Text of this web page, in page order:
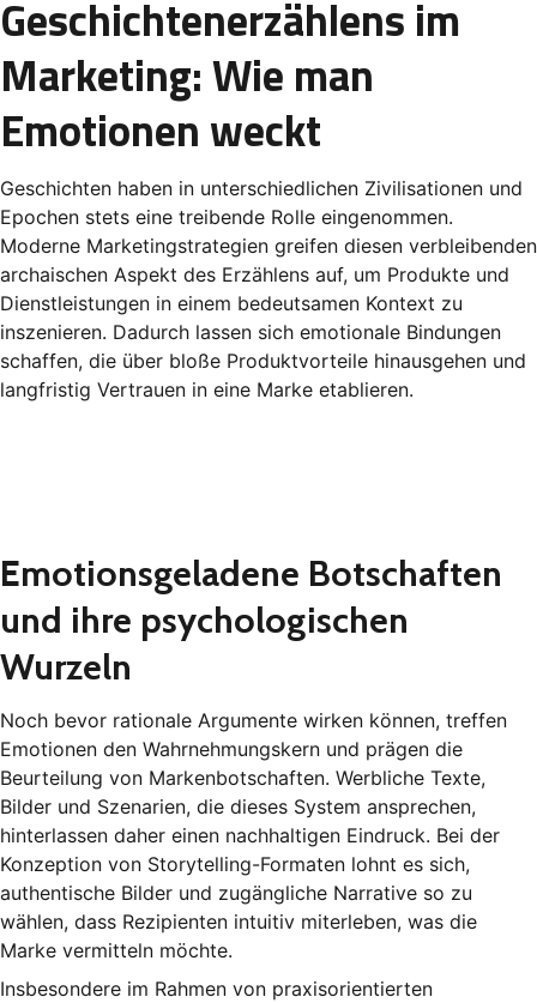
Geschichtenerzählens im
Marketing: Wie man
Emotionen weckt
Geschichten haben in unterschiedlichen Zivilisationen und
Epochen stets eine treibende Rolle eingenommen.
Moderne Marketingstrategien greifen diesen verbleibenden
archaischen Aspekt des Erzählens auf, um Produkte und
Dienstleistungen in einem bedeutsamen Kontext zu
inszenieren. Dadurch lassen sich emotionale Bindungen
schaffen, die über bloße Produktvorteile hinausgehen und
langfristig Vertrauen in eine Marke etablieren.
Emotionsgeladene Botschaften
und ihre psychologischen
Wurzeln
Noch bevor rationale Argumente wirken können, treffen
Emotionen den Wahrnehmungskern und prägen die
Beurteilung von Markenbotschaften. Werbliche Texte,
Bilder und Szenarien, die dieses System ansprechen,
hinterlassen daher einen nachhaltigen Eindruck. Bei der
Konzeption von Storytelling-Formaten lohnt es sich,
authentische Bilder und zugängliche Narrative so zu
wählen, dass Rezipienten intuitiv miterleben, was die
Marke vermitteln möchte.
Insbesondere im Rahmen von praxisorientierten